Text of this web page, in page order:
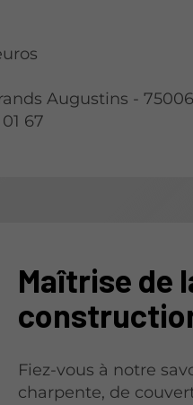
Augustins -
67
Maîtrise de
Fiez-vous à notre
charpente, de